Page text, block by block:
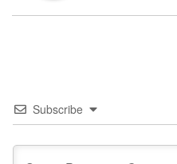
Subscribe